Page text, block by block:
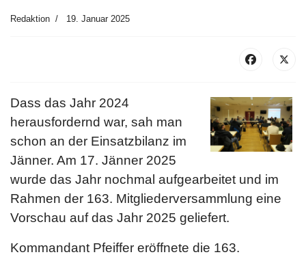
Redaktion 19. Januar 2025
Dass das Jahr 2024
herausfordernd war, sah man
schon an der Einsatzbilanz im
Jänner. Am 17. Jänner 2025
wurde das Jahr nochmal aufgearbeitet und im
Rahmen der 163. Mitgliederversammlung eine
Vorschau auf das Jahr 2025 geliefert.
Kommandant Pfeiffer eröffnete die 163.